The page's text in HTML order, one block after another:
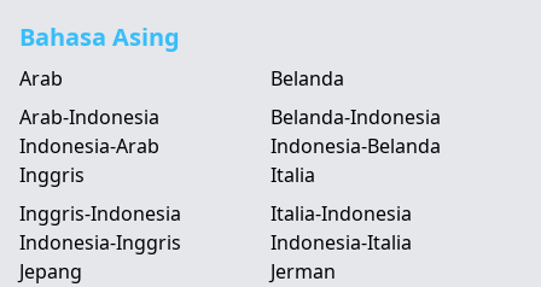
Bahasa Asing
Arab
Arab-Indonesia
Indonesia-Arab
Belanda
Belanda-Indonesia
Indonesia-Belanda
Inggris
Inggris-Indonesia
Indonesia-Inggris
Italia
Italia-Indonesia
Indonesia-Italia
Jepang
Jerman